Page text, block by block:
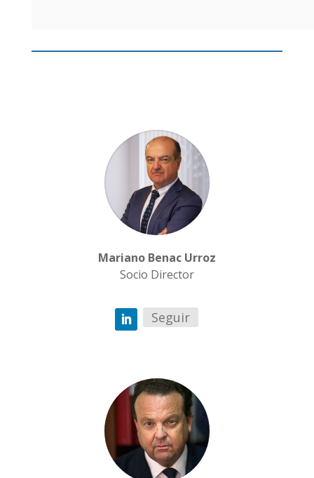
Mariano Benac Urroz
Socio Director
Seguir